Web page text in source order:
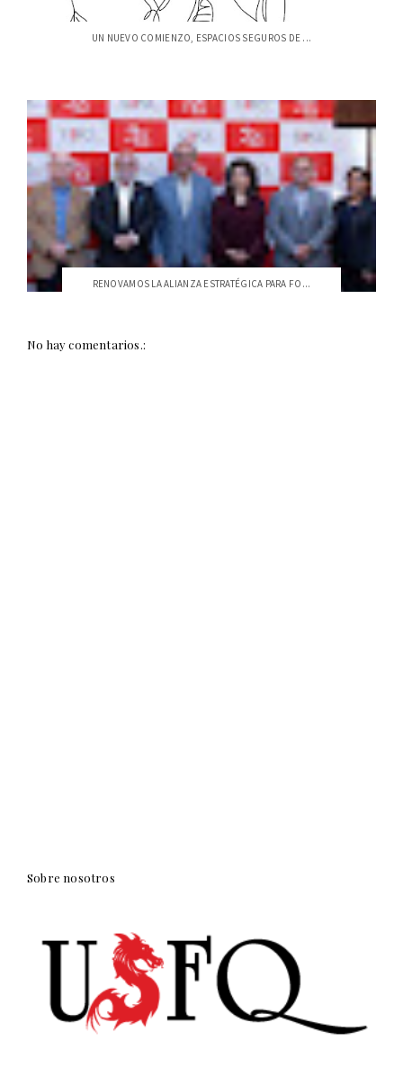
UN NUEVO COMIENZO, ESPACIOS SEGUROS DE ...
RENOVAMOS LA ALIANZA ESTRATÉGICA PARA FO...
No hay comentarios.:
Sobre nosotros